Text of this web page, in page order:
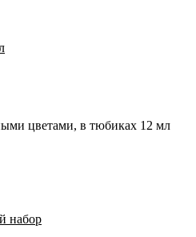
цветами, в тюбиках 12 мл